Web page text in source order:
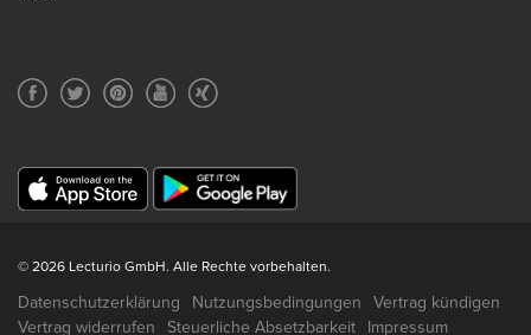
© 2026 Lecturio GmbH. Alle Rechte vorbehalten.
Datenschutzerklärung Nutzungsbedingungen
Vertrag kündigen
Vertrag widerrufen
Steuerliche Absetzbarkeit Impressum